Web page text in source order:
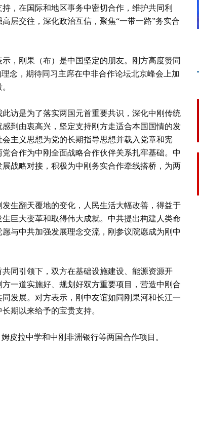
，在国际和地区事务中密切合作，维护共同利
层交往，深化政治互信，聚焦“一带一路”务实合
，刚果（布）是中国坚定的朋友。刚方高度赞同
念，期待同习主席在中非合作论坛北京峰会上加
访是为了落实两国元首重要共识，深化中刚传统
到由衷高兴，坚定支持刚方走适合本国国情的发
主义思想为党的长期指导思想并载入党章和宪
合作为中刚全面战略合作伙伴关系扎牢基础。中
战略对接，积极为中刚务实合作牵线搭桥，为两
生翻天覆地的变化，人民生活大幅改善，得益于
巨大变革和取得伟大成就。中共提出构建人类命
与中共加强发展理念交流，刚参议院愿成为刚中
同引领下，双方在基础设施建设、能源资源开
一道实施好、规划好双方重要项目，营造中刚合
发展。对方表示，刚中友谊如同刚果河和长江一
期以来给予的宝贵支持。
皮拉中学和中刚非洲银行等两国合作项目。